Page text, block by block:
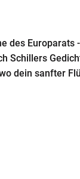
Europarats -
Schillers
dein sanfter